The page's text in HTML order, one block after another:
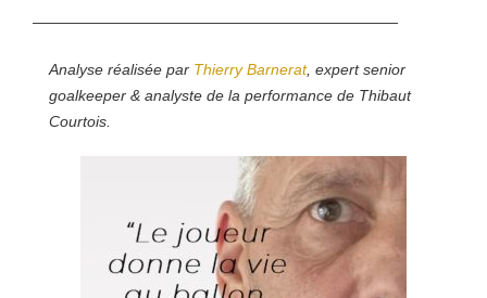
————————————————————————
Analyse réalisée par Thierry Barnerat, expert senior
goalkeeper & analyste de la performance de Thibaut
Courtois.